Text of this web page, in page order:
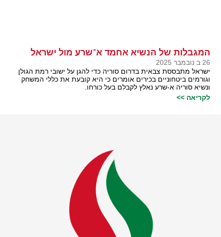
המגבלות של הנשיא אחמד א־שרע מול ישראל
26 ב נובמבר 2025
ישראל מתבססת צבאית בדרום סוריה כדי להגן על ישובי רמת הגולן
וגורמים ביטחוניים בכירים אומרים כי היא קובעת את כללי המשחק
ונשיא סוריה א-שרע נאלץ לקבלם בעל כורחו.
לקריאה >>